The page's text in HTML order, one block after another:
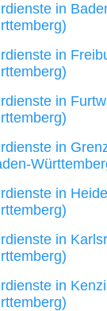
in
in
in
in
in
in
in